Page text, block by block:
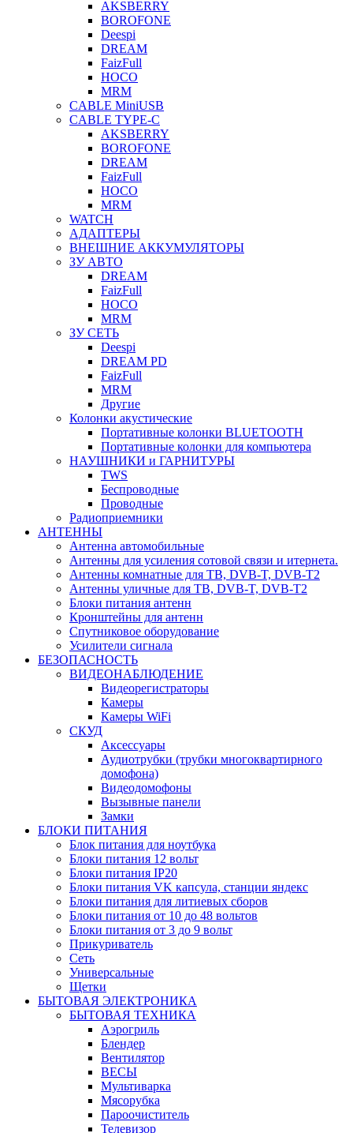
AKSBERRY
BOROFONE
Deespi
DREAM
FaizFull
HOCO
MRM
CABLE MiniUSB
CABLE TYPE-C
AKSBERRY
BOROFONE
DREAM
FaizFull
HOCO
MRM
WATCH
АДАПТЕРЫ
ВНЕШНИЕ АККУМУЛЯТОРЫ
ЗУ АВТО
DREAM
FaizFull
HOCO
MRM
ЗУ СЕТЬ
Deespi
DREAM PD
FaizFull
MRM
Другие
Колонки акустические
Портативные колонки BLUETOOTH
Портативные колонки для компьютера
НАУШНИКИ и ГАРНИТУРЫ
TWS
Беспроводные
Проводные
Радиоприемники
АНТЕННЫ
Антенна автомобильные
Антенны для усиления сотовой связи и итернета.
Антенны комнатные для ТВ, DVB-T, DVB-T2
Антенны уличные для ТВ, DVB-T, DVB-T2
Блоки питания антенн
Кронштейны для антенн
Спутниковое оборудование
Усилители сигнала
БЕЗОПАСНОСТЬ
ВИДЕОНАБЛЮДЕНИЕ
Видеорегистраторы
Камеры
Камеры WiFi
СКУД
Аксессуары
Аудиотрубки (трубки многоквартирного
домофона)
Видеодомофоны
Вызывные панели
Замки
БЛОКИ ПИТАНИЯ
Блок питания для ноутбука
Блоки питания 12 вольт
Блоки питания IP20
Блоки питания VK капсула, станции яндекс
Блоки питания для литиевых сборов
Блоки питания от 10 до 48 вольтов
Блоки питания от 3 до 9 вольт
Прикуриватель
Сеть
Универсальные
Щетки
БЫТОВАЯ ЭЛЕКТРОНИКА
БЫТОВАЯ ТЕХНИКА
Аэрогриль
Блендер
Вентилятор
ВЕСЫ
Мультиварка
Мясорубка
Пароочиститель
Телевизор